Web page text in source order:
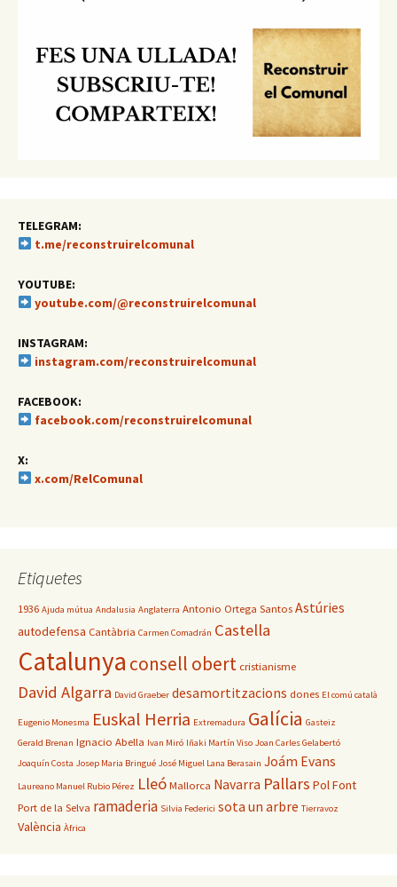
TELEGRAM:
t.me/reconstruirelcomunal
YOUTUBE:
youtube.com/@reconstruirelcomunal
INSTAGRAM:
instagram.com/reconstruirelcomunal
FACEBOOK:
facebook.com/reconstruirelcomunal
X:
x.com/RelComunal
Etiquetes
1936 Ajuda mútua Andalusia Anglaterra Antonio Ortega Santos Astúries
autodefensa Cantàbria Carmen Comadrán Castella
Catalunya consell obert cristianisme
David Algarra David Graeber desamortitzacions dones El comú català
Eugenio Monesma Euskal Herria Extremadura Galícia Gasteiz
Gerald Brenan Ignacio Abella Ivan Miró Iñaki Martín Viso Joan Carles Gelabertó
Joaquín Costa Josep Maria Bringué José Miguel Lana Berasain Joám Evans
Laureano Manuel Rubio Pérez Lleó Mallorca Navarra Pallars Pol Font
Port de la Selva ramaderia Silvia Federici sota un arbre Tierravoz
València Àfrica